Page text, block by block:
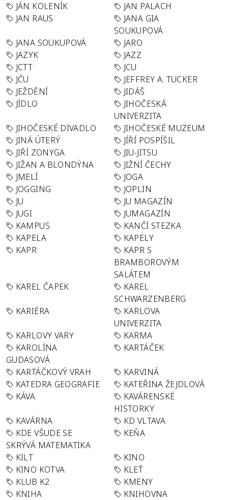
JÁN KOLENÍK
JAN PALACH
JAN RAUS
JANA GIA
SOUKUPOVÁ
JANA SOUKUPOVÁ
JARO
JAZYK
JAZZ
JCTT
JCU
JČU
JEFFREY A. TUCKER
JEŽDĚNÍ
JIDÁŠ
JÍDLO
JIHOČESKÁ
UNIVERZITA
JIHOČESKÉ DIVADLO
JIHOČESKÉ MUZEUM
JINÁ ÚTERÝ
JÍŘÍ POSPÍŠIL
JIŘÍ ZONYGA
JIU-JITSU
JIŽAN A BLONDÝNA
JIŽNÍ ČECHY
JMELÍ
JOGA
JOGGING
JOPLIN
JU
JU MAGAZÍN
JUGI
JUMAGAZÍN
KAMPUS
KANČÍ STEZKA
KAPELA
KAPELY
KAPR
KAPR S
BRAMBOROVÝM
SALÁTEM
KAREL ČAPEK
KAREL
SCHWARZENBERG
KARIÉRA
KARLOVA
UNIVERZITA
KARLOVY VARY
KARMA
KAROLÍNA
GUDASOVÁ
KARTÁČEK
KARTÁČKOVÝ VRAH
KARVINÁ
KATEDRA GEOGRAFIE
KATEŘINA ŽEJDLOVÁ
KÁVA
KAVÁRENSKÉ
HISTORKY
KAVÁRNA
KD VLTAVA
KDE VŠUDE SE
SKRÝVÁ MATEMATIKA
KEŇA
KILT
KINO
KINO KOTVA
KLEŤ
KLUB K2
KMENY
KNIHA
KNIHOVNA